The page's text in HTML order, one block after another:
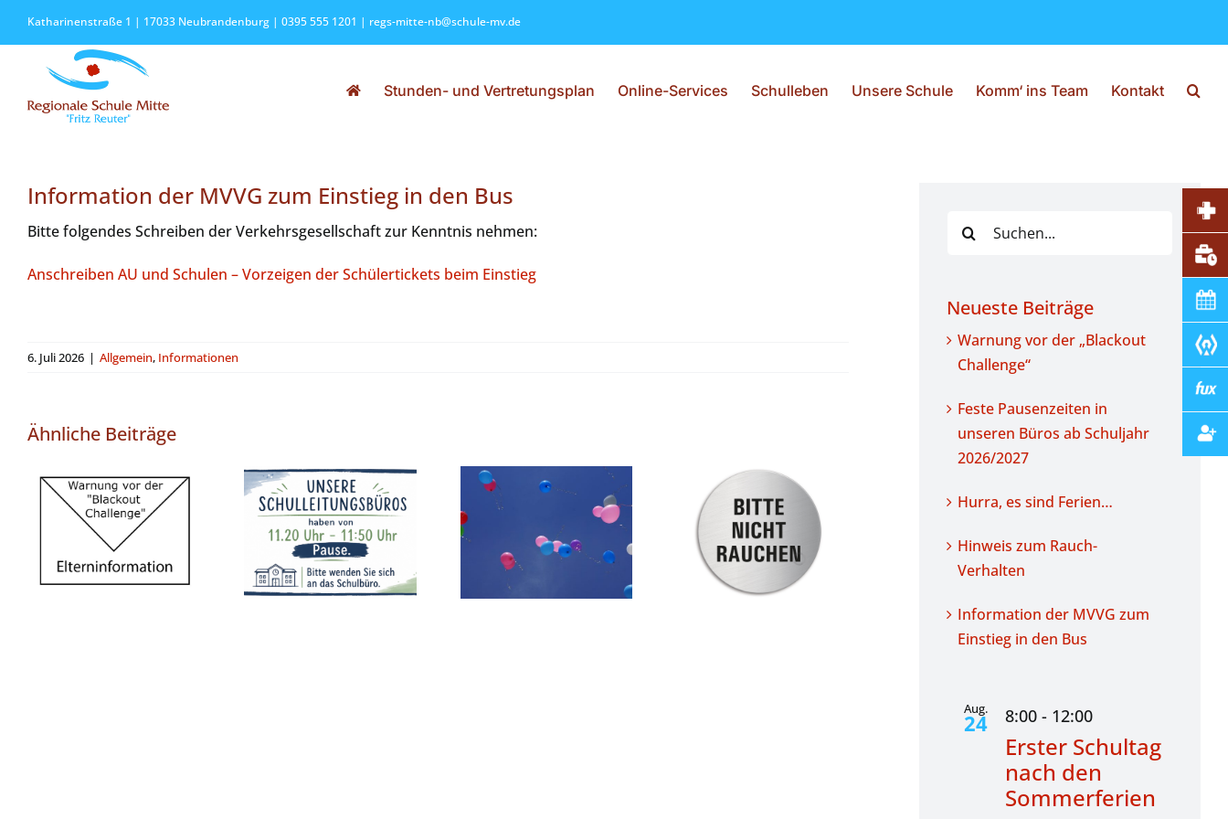
Katharinenstraße 1 | 17033 Neubrandenburg | 0395 555 1201 | regs-mitte-nb@schule-mv.de
Stunden- und Vertretungsplan Online-Services Schulleben Unsere Schule Komm‘ ins Team Kontakt
Information der MVVG zum Einstieg in den Bus
Bitte folgendes Schreiben der Verkehrsgesellschaft zur Kenntnis nehmen:
Anschreiben AU und Schulen – Vorzeigen der Schülertickets beim Einstieg
6. Juli 2026 | Allgemein, Informationen
Ähnliche Beiträge
Warnung vor
der „Blackout
Challenge“
Feste
Pausenzeiten in
unseren Büros
ab Schuljahr
2026/2027
Hurra, es sind
Ferien…
Hinweis zum
Rauch-
Verhalten
der „Blackout
Challenge“
nach:
Neueste Beiträge
Warnung vor der „Blackout
Challenge“
Feste Pausenzeiten in
unseren Büros ab Schuljahr
2026/2027
Hurra, es sind Ferien…
Hinweis zum Rauch-
Verhalten
Information der MVVG zum
Einstieg in den Bus
Aug.
24 8:00- 12:00
Erster Schultag
nach den
Sommerferien